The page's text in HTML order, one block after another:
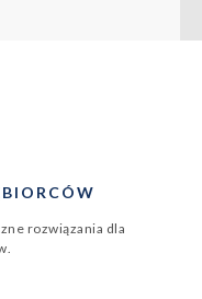
rozwiązania dla